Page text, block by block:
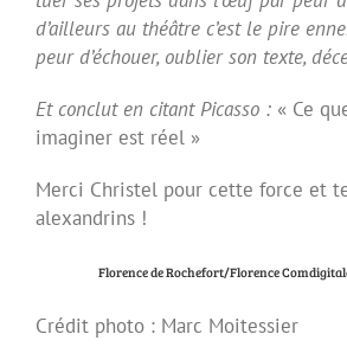
d’ailleurs au théâtre c’est le pire
peur d’échouer, oublier son texte,
Et conclut en citant Picasso : « Ce
imaginer est réel »
Merci Christel pour cette force et
alexandrins !
Florence de Rochefort/Florence
Crédit photo : Marc Moitessier